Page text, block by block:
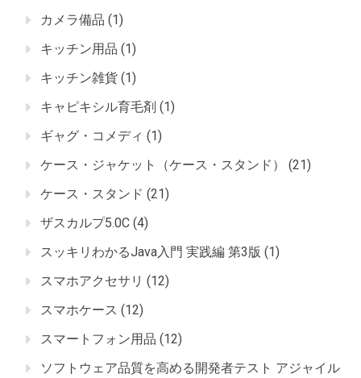
カメラ備品 (1)
キッチン用品 (1)
キッチン雑貨 (1)
キャピキシル育毛剤 (1)
ギャグ・コメディ (1)
ケース・ジャケット（ケース・スタンド）
(21)
ケース・スタンド (21)
ザスカルプ5.0C (4)
スッキリわかるJava入門 実践編 第3版 (1)
スマホアクセサリ (12)
スマホケース (12)
スマートフォン用品 (12)
ソフトウェア品質を高める開発者テスト アジャイル